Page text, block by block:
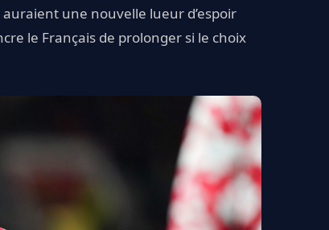
auraient une nouvelle lueur d’espoir
le Français de prolonger si le choix